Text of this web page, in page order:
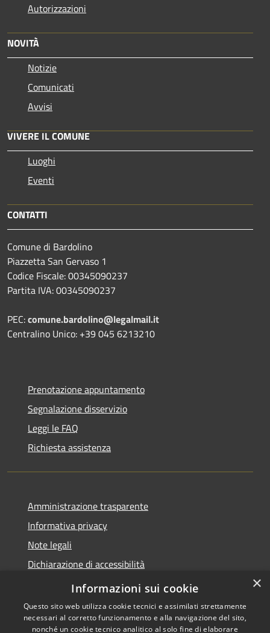
Autorizzazioni
NOVITÀ
Notizie
Comunicati
Avvisi
VIVERE IL COMUNE
Luoghi
Eventi
CONTATTI
Comune di Bardolino
Piazzetta San Gervaso 1
Codice Fiscale: 00345090237
Partita IVA: 00345090237
PEC:comune.bardolino@legalmail.it
Centralino Unico: +39 045 6213210
Prenotazione appuntamento
Segnalazione disservizio
Leggi le FAQ
Richiesta assistenza
Amministrazione trasparente
Informativa privacy
Note legali
Dichiarazione di accessibilità
Link app municipium
×
Informazioni sui cookie
Questo sito web utilizza cookie tecnici e assimilati strettamente
necessari al corretto funzionamento e alla navigazione del sito,
nonché un cookie tecnico analitico al solo fine di elaborare